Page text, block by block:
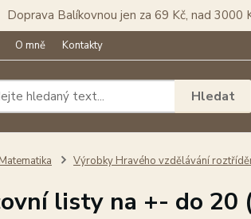
Doprava Balíkovnou jen za 69 Kč, nad 3000
O mně Kontakty
Hledat
Matematika Výrobky Hravého vzdělávání
listy na +- do 20